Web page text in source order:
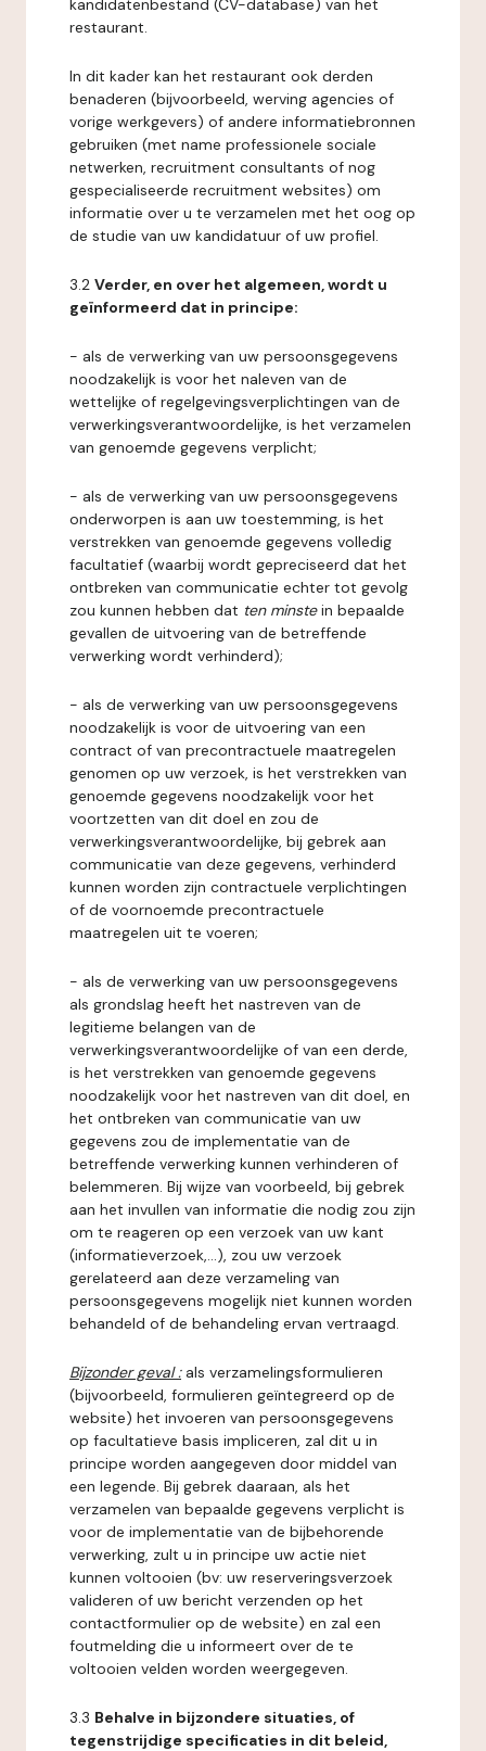
kandidatenbestand (CV-database) van het
restaurant.
In dit kader kan het restaurant ook derden
benaderen (bijvoorbeeld, werving agencies of
vorige werkgevers) of andere informatiebronnen
gebruiken (met name professionele sociale
netwerken, recruitment consultants of nog
gespecialiseerde recruitment websites) om
informatie over u te verzamelen met het oog op
de studie van uw kandidatuur of uw profiel.
3.2 Verder, en over het algemeen, wordt u
geïnformeerd dat in principe:
- als de verwerking van uw persoonsgegevens
noodzakelijk is voor het naleven van de
wettelijke of regelgevingsverplichtingen van de
verwerkingsverantwoordelijke, is het verzamelen
van genoemde gegevens verplicht;
- als de verwerking van uw persoonsgegevens
onderworpen is aan uw toestemming, is het
verstrekken van genoemde gegevens volledig
facultatief (waarbij wordt gepreciseerd dat het
ontbreken van communicatie echter tot gevolg
zou kunnen hebben dat ten minstein bepaalde
gevallen de uitvoering van de betreffende
verwerking wordt verhinderd);
- als de verwerking van uw persoonsgegevens
noodzakelijk is voor de uitvoering van een
contract of van precontractuele maatregelen
genomen op uw verzoek, is het verstrekken van
genoemde gegevens noodzakelijk voor het
voortzetten van dit doel en zou de
verwerkingsverantwoordelijke, bij gebrek aan
communicatie van deze gegevens, verhinderd
kunnen worden zijn contractuele verplichtingen
of de voornoemde precontractuele
maatregelen uit te voeren;
- als de verwerking van uw persoonsgegevens
als grondslag heeft het nastreven van de
legitieme belangen van de
verwerkingsverantwoordelijke of van een derde,
is het verstrekken van genoemde gegevens
noodzakelijk voor het nastreven van dit doel, en
het ontbreken van communicatie van uw
gegevens zou de implementatie van de
betreffende verwerking kunnen verhinderen of
belemmeren. Bij wijze van voorbeeld, bij gebrek
aan het invullen van informatie die nodig zou zijn
om te reageren op een verzoek van uw kant
(informatieverzoek,...), zou uw verzoek
gerelateerd aan deze verzameling van
persoonsgegevens mogelijk niet kunnen worden
behandeld of de behandeling ervan vertraagd.
Bijzonder geval : als verzamelingsformulieren
(bijvoorbeeld, formulieren geïntegreerd op de
website) het invoeren van persoonsgegevens
op facultatieve basis impliceren, zal dit u in
principe worden aangegeven door middel van
een legende. Bij gebrek daaraan, als het
verzamelen van bepaalde gegevens verplicht is
voor de implementatie van de bijbehorende
verwerking, zult u in principe uw actie niet
kunnen voltooien (bv: uw reserveringsverzoek
valideren of uw bericht verzenden op het
contactformulier op de website) en zal een
foutmelding die u informeert over de te
voltooien velden worden weergegeven.
3.3 Behalve in bijzondere situaties, of
tegenstrijdige specificaties in dit beleid,